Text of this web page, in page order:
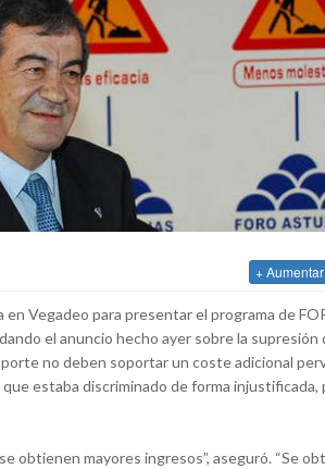
+
Vegadeo para presentar el programa de
el anuncio hecho ayer sobre la supresión
no deben soportar un coste adicional
estaba discriminado de forma injustificada,
obtienen mayores ingresos”, aseguró. “Se